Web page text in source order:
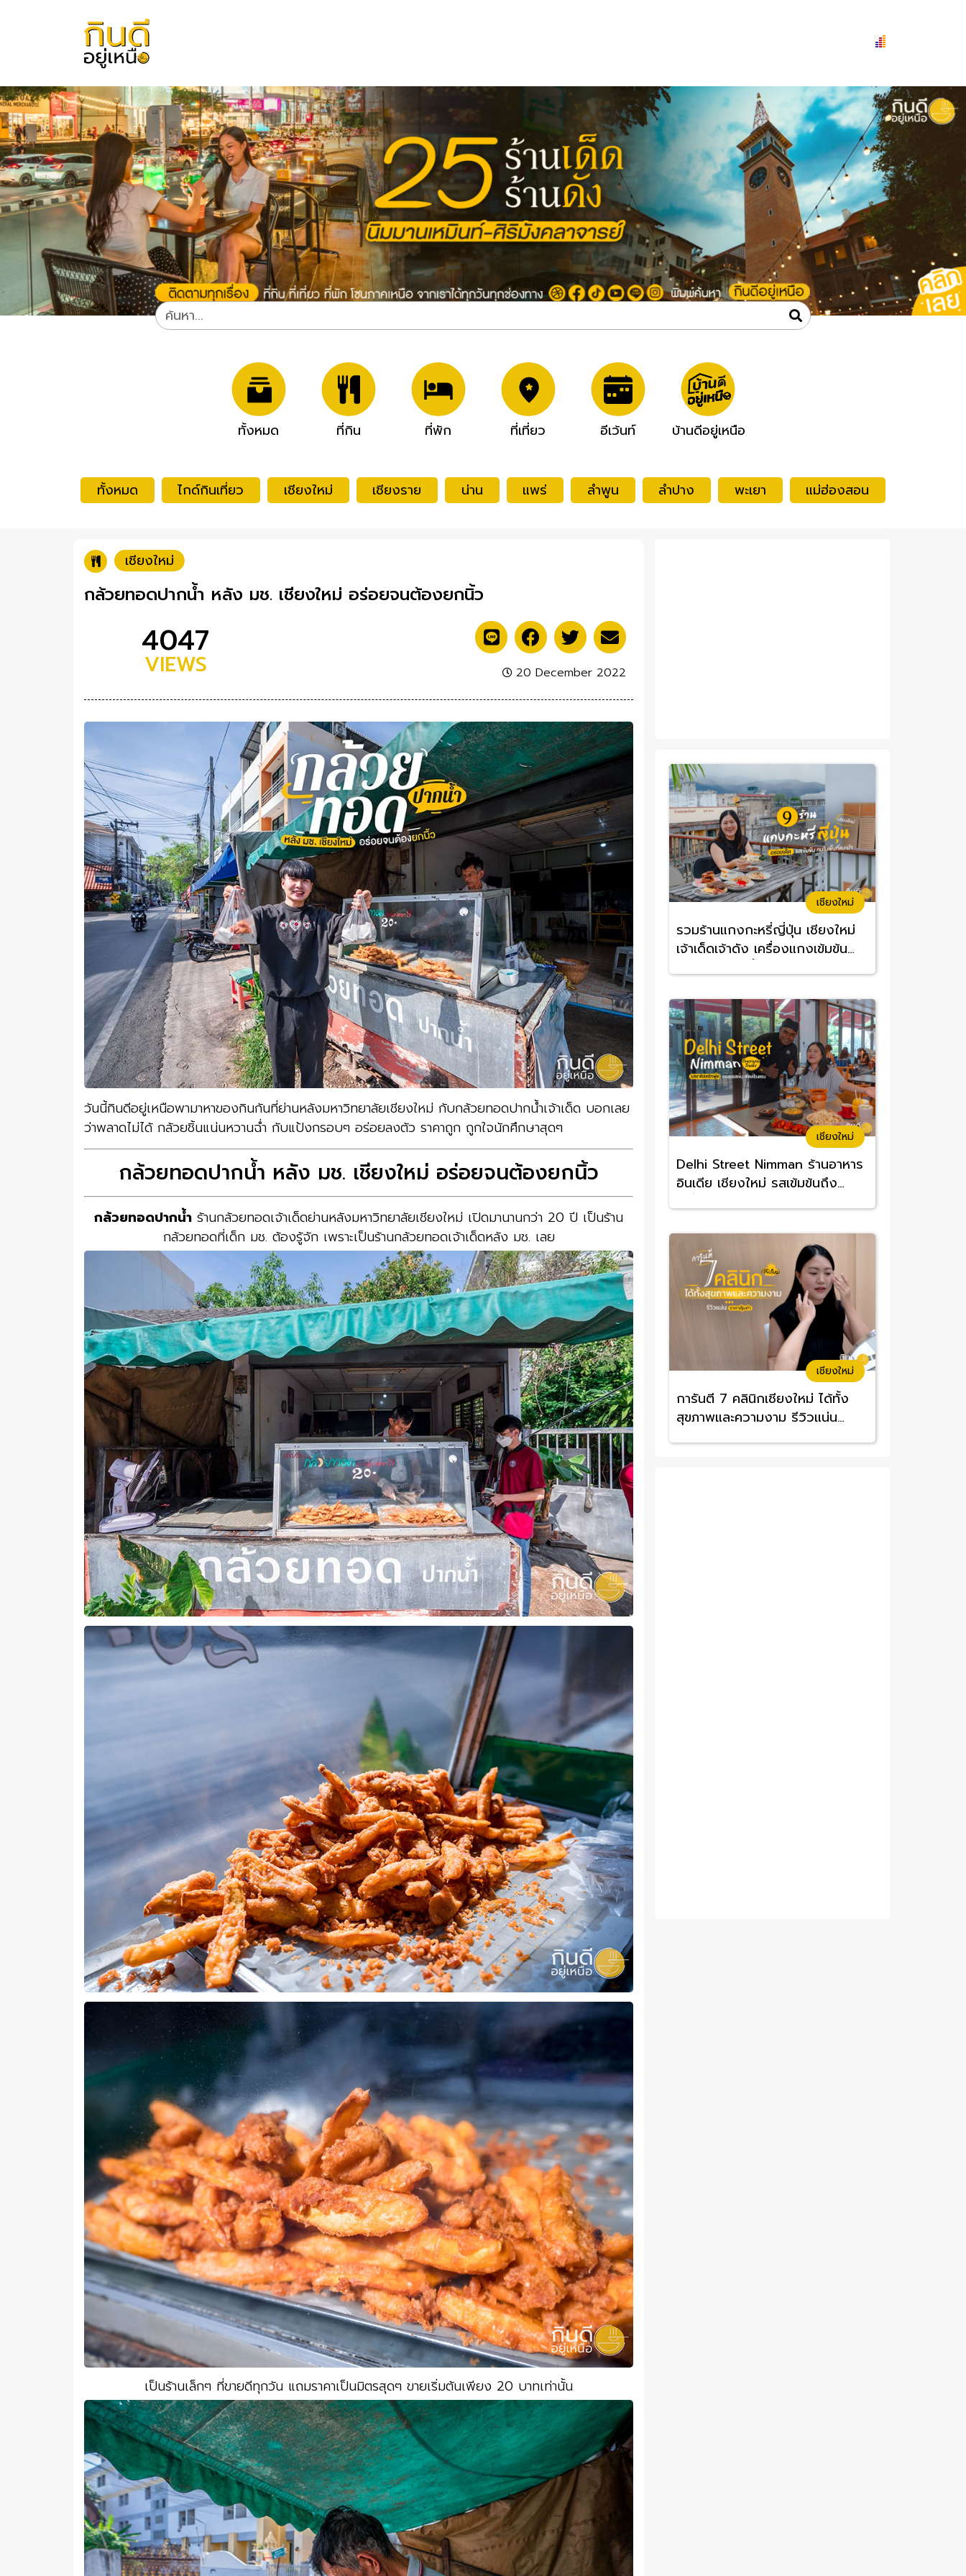
ทั้งหมด ที่กิน ที่พัก ที่เที่ยว อีเว้นท์ บ้านดีอยู่เหนือ
ทั้งหมด ไกด์กินเที่ยว เชียงใหม่ เชียงราย น่าน แพร่ ลำพูน ลำปาง พะเยา แม่ฮ่องสอน
เชียงใหม่
กล้วยทอดปากน้ำ หลัง มช. เชียงใหม่ อร่อยจนต้องยกนิ้ว
4047
VIEWS 20 December 2022
วันนี้กินดีอยู่เหนือพามาหาของกินกันที่ย่านหลังมหาวิทยาลัยเชียงใหม่ กับกล้วยทอดปากน้ำเจ้าเด็ด บอกเลย
ว่าพลาดไม่ได้ กล้วยชิ้นแน่นหวานฉ่ำ กับแป้งกรอบๆ อร่อยลงตัว ราคาถูก ถูกใจนักศึกษาสุดๆ
กล้วยทอดปากน้ำ หลัง มช. เชียงใหม่ อร่อยจนต้องยกนิ้ว
กล้วยทอดปากน้ำ ร้านกล้วยทอดเจ้าเด็ดย่านหลังมหาวิทยาลัยเชียงใหม่ เปิดมานานกว่า 20 ปี เป็นร้าน
กล้วยทอดที่เด็ก มช. ต้องรู้จัก เพราะเป็นร้านกล้วยทอดเจ้าเด็ดหลัง มช. เลย
เป็นร้านเล็กๆ ที่ขายดีทุกวัน แถมราคาเป็นมิตรสุดๆ ขายเริ่มต้นเพียง 20 บาทเท่านั้น
เชียงใหม่
รวมร้านแกงกะหรี่ญี่ปุ่น เชียงใหม่
เจ้าเด็ดเจ้าดัง เครื่องแกงเข้มข้น
เชียงใหม่
Delhi Street Nimman ร้านอาหาร
อินเดีย เชียงใหม่ รสเข้มข้นถึง
เชียงใหม่
การันตี 7 คลินิกเชียงใหม่ ได้ทั้ง
สุขภาพและความงาม รีวิวแน่น